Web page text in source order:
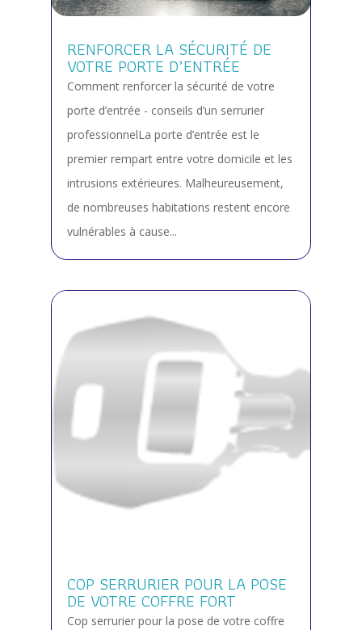
RENFORCER LA SÉCURITÉ DE
VOTRE PORTE D’ENTRÉE
Comment renforcer la sécurité de votre
porte d’entrée - conseils d’un serrurier
professionnelLa porte d’entrée est le
premier rempart entre votre domicile et les
intrusions extérieures. Malheureusement,
de nombreuses habitations restent encore
vulnérables à cause...
COP SERRURIER POUR LA POSE
DE VOTRE COFFRE FORT
Cop serrurier pour la pose de votre coffre